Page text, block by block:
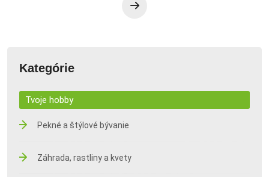
Kategórie
Tvoje hobby
Pekné a štýlové bývanie
Záhrada, rastliny a kvety